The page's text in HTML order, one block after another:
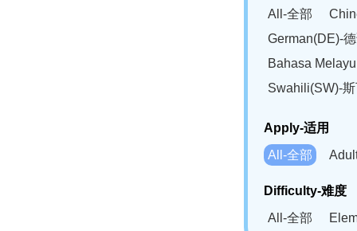
All-全部
German(DE)-
Bahasa
Swahili(SW)-
Apply-适用
All-全部
Difficulty-难度
All-全部